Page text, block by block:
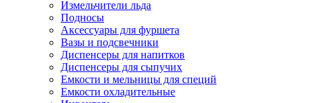
Измельчители льда
Подносы
Аксессуары для фуршета
Вазы и подсвечники
Диспенсеры для напитков
Диспенсеры для сыпучих
Емкости и мельницы для специй
Емкости охладительные